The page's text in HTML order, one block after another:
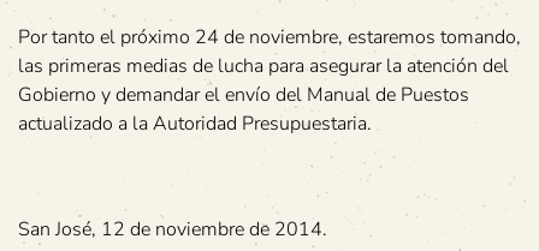
Por tanto el próximo 24 de noviembre, estaremos tomando,
las primeras medias de lucha para asegurar la atención del
Gobierno y demandar el envío del Manual de Puestos
actualizado a la Autoridad Presupuestaria.
San José, 12 de noviembre de 2014.